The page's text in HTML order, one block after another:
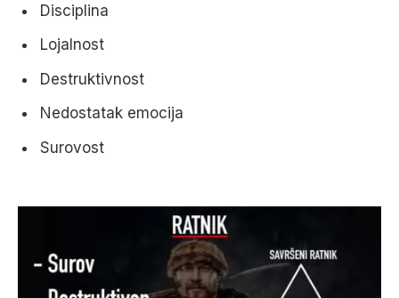
Disciplina
Lojalnost
Destruktivnost
Nedostatak emocija
Surovost